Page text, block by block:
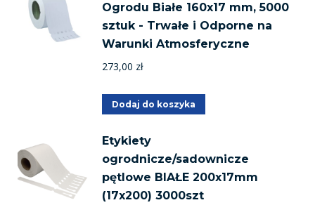
Ogrodu Białe 160x17 mm, 5000
sztuk - Trwałe i Odporne na
Warunki Atmosferyczne
273,00 zł
Dodaj do koszyka
Etykiety
ogrodnicze/sadownicze
pętlowe BIAŁE 200x17mm
(17x200) 3000szt